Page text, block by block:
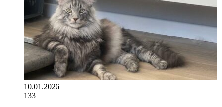
10.01.2026
133